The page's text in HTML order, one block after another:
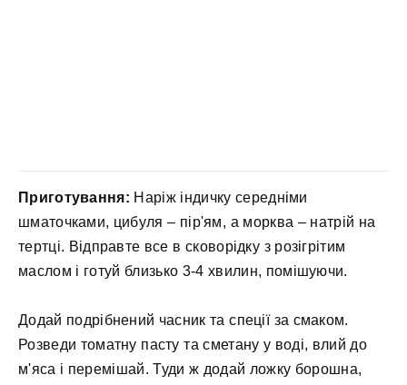
Приготування: Наріж індичку середніми
шматочками, цибуля – пір'ям, а морква – натрій на
тертці. Відправте все в сковорідку з розігрітим
маслом і готуй близько 3-4 хвилин, помішуючи.
Додай подрібнений часник та спеції за смаком.
Розведи томатну пасту та сметану у воді, влий до
м'яса і перемішай. Туди ж додай ложку борошна,